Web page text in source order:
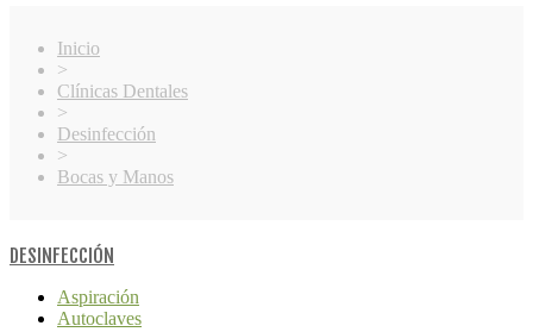
Inicio
>
Clínicas Dentales
>
Desinfección
>
Bocas y Manos
DESINFECCIÓN
Aspiración
Autoclaves